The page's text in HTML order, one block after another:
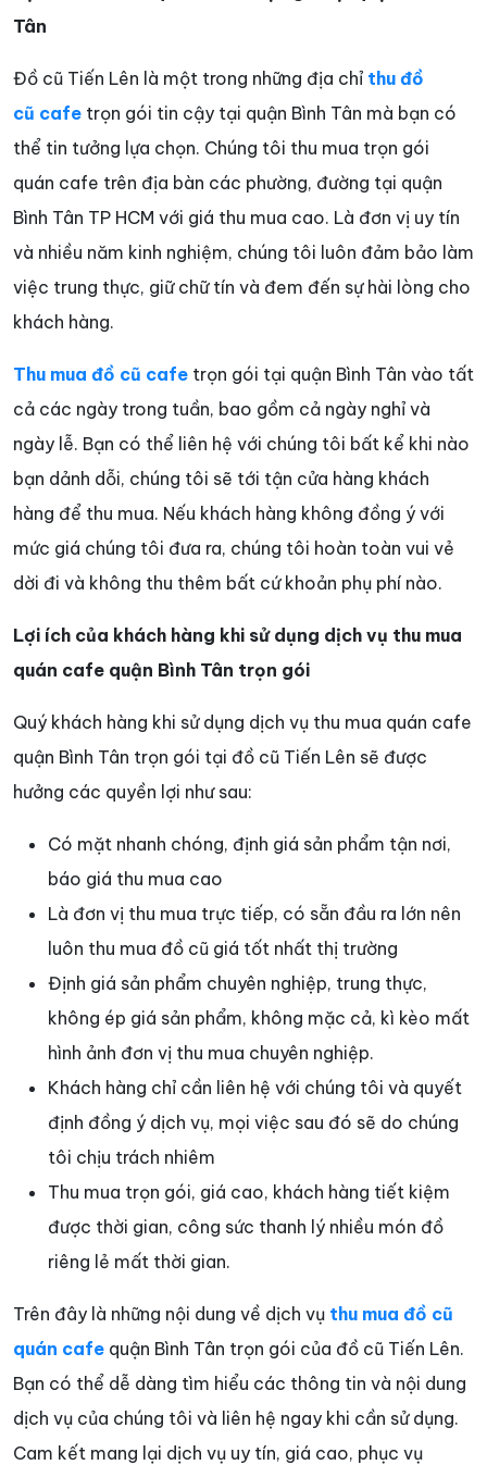
Tân
Đồ cũ Tiến Lên là một trong những địa chỉ thu đồ
cũ cafe trọn gói tin cậy tại quận Bình Tân mà bạn có
thể tin tưởng lựa chọn. Chúng tôi thu mua trọn gói
quán cafe trên địa bàn các phường, đường tại quận
Bình Tân TP HCM với giá thu mua cao. Là đơn vị uy tín
và nhiều năm kinh nghiệm, chúng tôi luôn đảm bảo làm
việc trung thực, giữ chữ tín và đem đến sự hài lòng cho
khách hàng.
Thu mua đồ cũ cafe trọn gói tại quận Bình Tân vào tất
cả các ngày trong tuần, bao gồm cả ngày nghỉ và
ngày lễ. Bạn có thể liên hệ với chúng tôi bất kể khi nào
bạn dảnh dỗi, chúng tôi sẽ tới tận cửa hàng khách
hàng để thu mua. Nếu khách hàng không đồng ý với
mức giá chúng tôi đưa ra, chúng tôi hoàn toàn vui vẻ
dời đi và không thu thêm bất cứ khoản phụ phí nào.
Lợi ích của khách hàng khi sử dụng dịch vụ thu mua
quán cafe quận Bình Tân trọn gói
Quý khách hàng khi sử dụng dịch vụ thu mua quán cafe
quận Bình Tân trọn gói tại đồ cũ Tiến Lên sẽ được
hưởng các quyền lợi như sau:
Có mặt nhanh chóng, định giá sản phẩm tận nơi,
báo giá thu mua cao
Là đơn vị thu mua trực tiếp, có sẵn đầu ra lớn nên
luôn thu mua đồ cũ giá tốt nhất thị trường
Định giá sản phẩm chuyên nghiệp, trung thực,
không ép giá sản phẩm, không mặc cả, kì kèo mất
hình ảnh đơn vị thu mua chuyên nghiệp.
Khách hàng chỉ cần liên hệ với chúng tôi và quyết
định đồng ý dịch vụ, mọi việc sau đó sẽ do chúng
tôi chịu trách nhiêm
Thu mua trọn gói, giá cao, khách hàng tiết kiệm
được thời gian, công sức thanh lý nhiều món đồ
riêng lẻ mất thời gian.
Trên đây là những nội dung về dịch vụ thu mua đồ cũ
quán cafe quận Bình Tân trọn gói của đồ cũ Tiến Lên.
Bạn có thể dễ dàng tìm hiểu các thông tin và nội dung
dịch vụ của chúng tôi và liên hệ ngay khi cần sử dụng.
Cam kết mang lại dịch vụ uy tín, giá cao, phục vụ